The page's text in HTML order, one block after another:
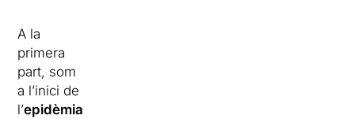
A la
primera
part, som
a l’inici de
l’epidèmia